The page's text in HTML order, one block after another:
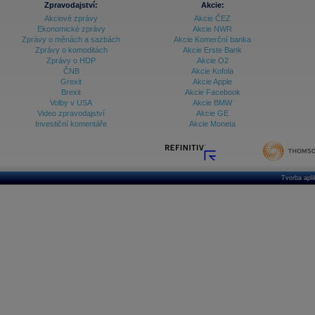
Databanka - Ekonomický růst
Databanka - Indexy
Databanka - Měnové kurzy
Databanka - Trh práce
Databanka - Úrokové sazby
Databanka - Veřejné rozpočty
Databanka akcie - Svět
Zpravodajství:
Akciové zprávy
Ekonomické zprávy
Zprávy o měnách a sazbách
Zprávy o komoditách
Zprávy o HDP
ČNB
Grexit
Brexit
Volby v USA
Video zpravodajství
Investiční komentáře
Akcie:
Akcie ČEZ
Akcie NWR
Akcie Komerční banka
Akcie Erste Bank
Akcie O2
Akcie Kofola
Akcie Apple
Akcie Facebook
Akcie BMW
Akcie GE
Akcie Moneta
Tvorba